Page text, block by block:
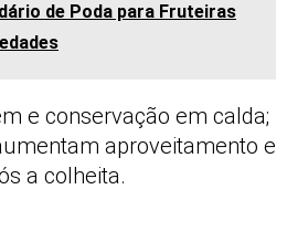
de Poda para Fruteiras
e conservação em calda;
aproveitamento e
a colheita.